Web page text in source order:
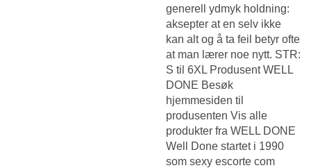
generell ydmyk holdning:
aksepter at en selv ikke
kan alt og å ta feil betyr ofte
at man lærer noe nytt. STR:
S til 6XL Produsent WELL
DONE Besøk
hjemmesiden til
produsenten Vis alle
produkter fra WELL DONE
Well Done startet i 1990
som sexy escorte com